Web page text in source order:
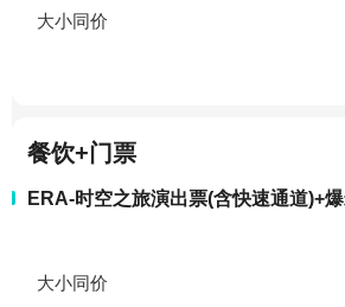
大小同价
餐饮+门票
ERA-时空之旅演出票(含快速通道)+
大小同价